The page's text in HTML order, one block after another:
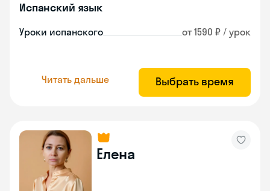
Испанский язык
Уроки испанского от 1590 ₽ / урок
Читать дальше Выбрать время
Елена